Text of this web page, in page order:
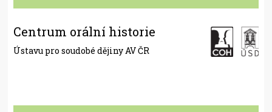
Centrum orální historie
Ústavu pro soudobé dějiny AV ČR